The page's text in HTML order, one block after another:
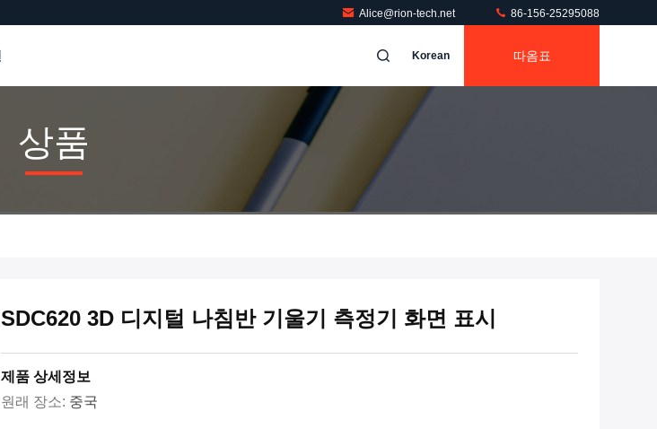
Alice@rion-tech.net 86-156-25295088
Korean 따옴표
상품
SDC620 3D 디지털 나침반 기울기 측정기 화면 표시
제품 상세정보
원래 장소: 중국